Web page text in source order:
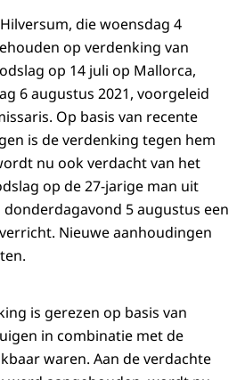
die woensdag 4
op verdenking van
op 14 juli op Mallorca,
6 augustus 2021, voorgeleid
Op basis van recente
is de verdenking tegen hem
nu ook verdacht van het
op de 27-jarige man uit
donderdagavond 5 augustus een
Nieuwe aanhoudingen
is gerezen op basis van
in combinatie met de
waren. Aan de verdachte